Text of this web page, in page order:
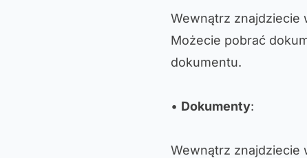
Wewnątrz znajdziecie
Możecie pobrać
dokumentu.
• Dokumenty:
Wewnątrz znajdziecie